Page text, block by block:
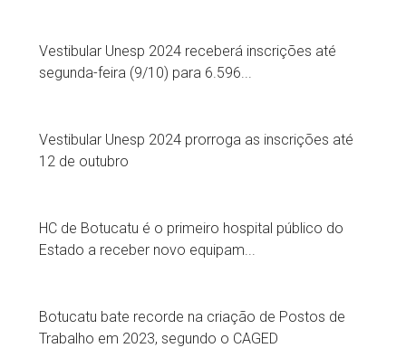
Vestibular Unesp 2024 receberá inscrições até
segunda-feira (9/10) para 6.596...
Vestibular Unesp 2024 prorroga as inscrições até
12 de outubro
HC de Botucatu é o primeiro hospital público do
Estado a receber novo equipam...
Botucatu bate recorde na criação de Postos de
Trabalho em 2023, segundo o CAGED